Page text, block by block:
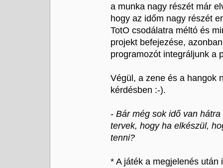
a munka nagy részét már
hogy az időm nagy részét
TotO csodálatra méltó és
projekt befejezése,
programozót integráljunk a
Végül, a zene és a hangok
kérdésben :-).
- Bár még sok idő van
tervek, hogy ha elkészül,
tenni?
* A játék a megjelenés